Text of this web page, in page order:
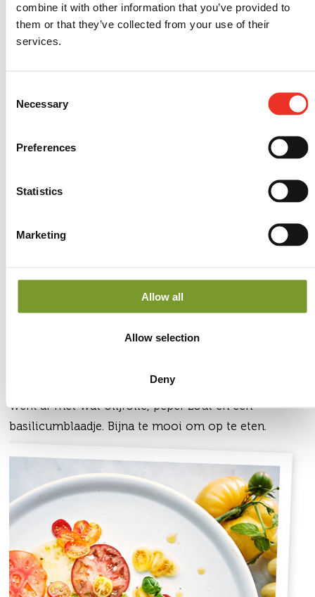
combine it with other information that you’ve provided to
them or that they’ve collected from your use of their
services.
Selection
Necessary
Preferences
Statistics
Marketing
Allow all
Allow selection
Deny
Toma’muse
tomaat uiterst geschikt voor warme gerechten. Deze
bestrijk ze met de marinade en zet 10 minuten in de
oven of grill! Een heerlijke, snelle groentenschotel én
een vegetarisch alternatief voor op de BBQ!
Niets zo makkelijk als een carpaccio van tomaat.
smaakvolle en bonkige tomaten uit het Stoffels
Toma’chef gamma of uit de Toma’mix. De sterke
bloemenpatroon op je bord. Combineer verschillende
Combineer met een heerlijke buffelmozzarella en
werk af met wat olijfolie, peper zout en een
basilicumblaadje. Bijna te mooi om op te eten.